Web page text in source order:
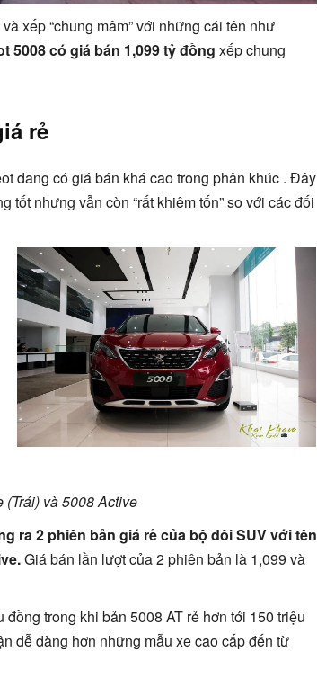
và xếp “chung mâm” với những cái tên như
5008 có giá bán 1,099 tỷ đồng xếp chung
rẻ
đang có giá bán khá cao trong phân khúc . Đây
tốt nhưng vẫn còn “rất khiêm tốn” so với các đối
và 5008 Active
ra 2 phiên bản giá rẻ của bộ đôi SUV với tên
Giá bán lần lượt của 2 phiên bản là 1,099 và
trong khi bản 5008 AT rẻ hơn tới 150 triệu
dễ dàng hơn những mẫu xe cao cấp đến từ